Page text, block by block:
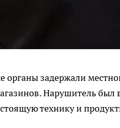
органы задержали
Нарушитель был
технику и